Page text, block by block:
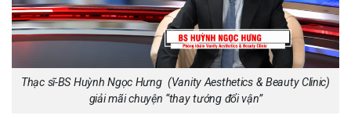
Thạc sĩ-BS Huỳnh Ngọc Hưng (Vanity Aesthetics & Beauty Clinic)
giải mãi chuyện “thay tướng đổi vận”